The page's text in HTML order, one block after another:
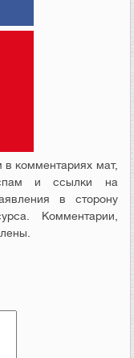
комментариях мат,
спам и ссылки на
в сторону
Комментарии,